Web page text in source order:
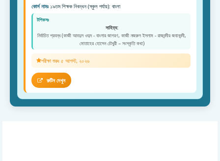
কোর্স নামঃ ১৯তম শিক্ষক নিবন্ধন (স্কুল পর্যায়): বাংলা
টপিকসঃ
সাহিত্য:
নির্বাচিত প্রবন্ধ (কাজী আবদুল ওদুদ - বাংলার জাগরণ, কাজী নজরুল ইসলাম - রাজবন্দীর জবানবন্দী,
মোতাহের হোসেন চৌধুরী – সংস্কৃতি কথা)
পরীক্ষা শুরুঃ ৫ আগস্ট, ২০২৬
রুটিন দেখুন